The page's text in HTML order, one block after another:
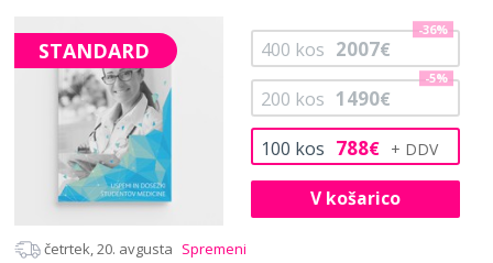
STANDARD
100 kos 788€
200 kos 1490€
-5%
400 kos 2007€
-36%
V košarico
četrtek, 20. avgusta Spremeni